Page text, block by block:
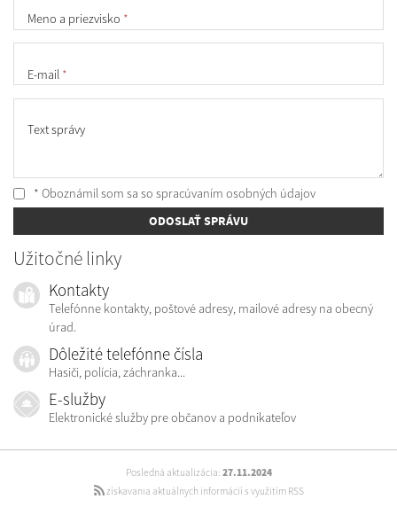
Meno a priezvisko *
E-mail *
Text správy
* Oboznámil som sa so spracúvaním osobných údajov
ODOSLAŤ SPRÁVU
Užitočné linky
Kontakty
Telefónne kontakty, poštové adresy, mailové adresy na obecný
úrad.
Dôležité telefónne čísla
Hasiči, polícia, záchranka...
E-služby
Elektronické služby pre občanov a podnikateľov
Posledná aktualizácia: 27.11.2024
získavania aktuálnych informácií s využitím RSS